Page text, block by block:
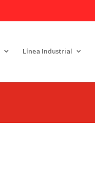
Línea Industrial